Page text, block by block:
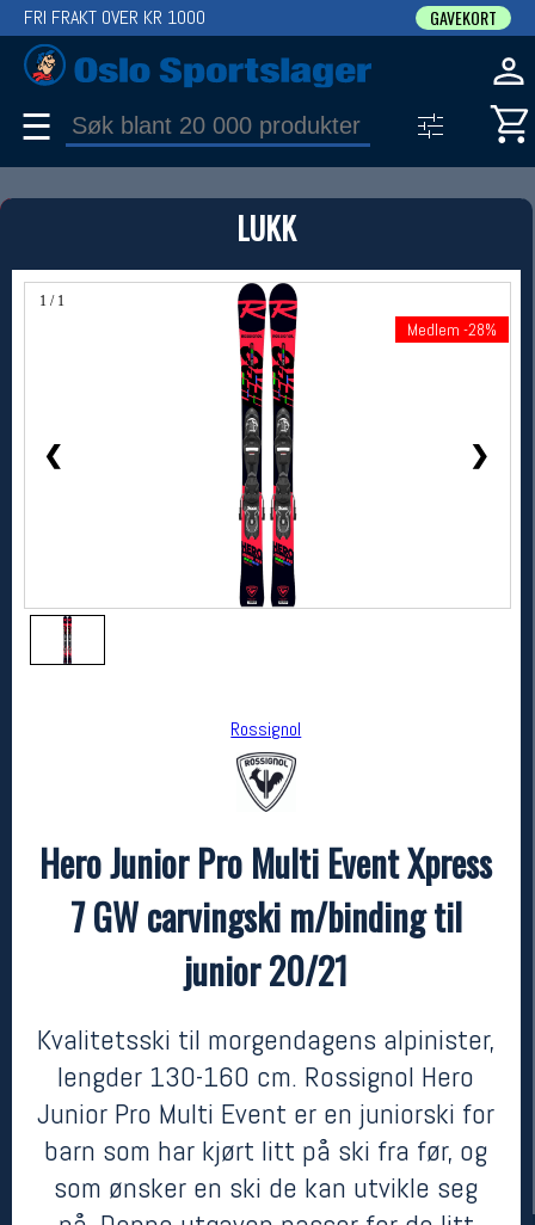
LUKK
1 / 1
❮ ❯
Medlem -28%
Rossignol
Hero Junior Pro Multi Event Xpress
7 GW carvingski m/binding til
junior 20/21
Kvalitetsski til morgendagens alpinister,
lengder 130-160 cm. Rossignol Hero
Junior Pro Multi Event er en juniorski for
barn som har kjørt litt på ski fra før, og
som ønsker en ski de kan utvikle seg
FRI FRAKT OVER KR 1000 GAVEKORT
☰
PRODUKT
Produkter (1)
Bruk filter til å spisse søket
Rossignol
3499,- MEDLEM:2499,-